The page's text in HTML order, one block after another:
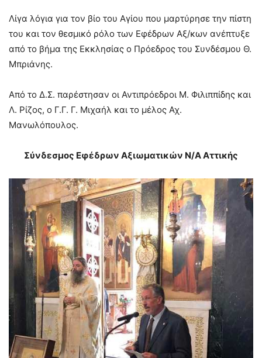
Λίγα λόγια για τον βίο του Αγίου που μαρτύρησε την πίστη
του και τον θεσμικό ρόλο των Εφέδρων Αξ/κων ανέπτυξε
από το βήμα της Εκκλησίας ο Πρόεδρος του Συνδέσμου Θ.
Μπριάνης.
Από το Δ.Σ. παρέστησαν οι Αντιπρόεδροι Μ. Φιλιππίδης και
Λ. Ρίζος, ο Γ.Γ. Γ. Μιχαήλ και το μέλος Αχ.
Μανωλόπουλος.
Σύνδεσμος Εφέδρων Αξιωματικών Ν/Α Αττικής